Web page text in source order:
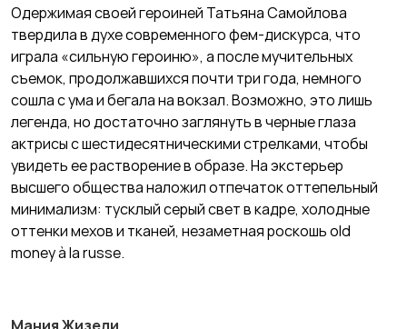
Одержимая своей героиней Татьяна Самойлова
твердила в духе современного фем-дискурса, что
играла «сильную героиню», а после мучительных
съемок, продолжавшихся почти три года, немного
сошла с ума и бегала на вокзал. Возможно, это лишь
легенда, но достаточно заглянуть в черные глаза
актрисы с шестидесятническими стрелками, чтобы
увидеть ее растворение в образе. На экстерьер
высшего общества наложил отпечаток оттепельный
минимализм: тусклый серый свет в кадре, холодные
оттенки мехов и тканей, незаметная роскошь old
money à la russe.
Мания Жизели